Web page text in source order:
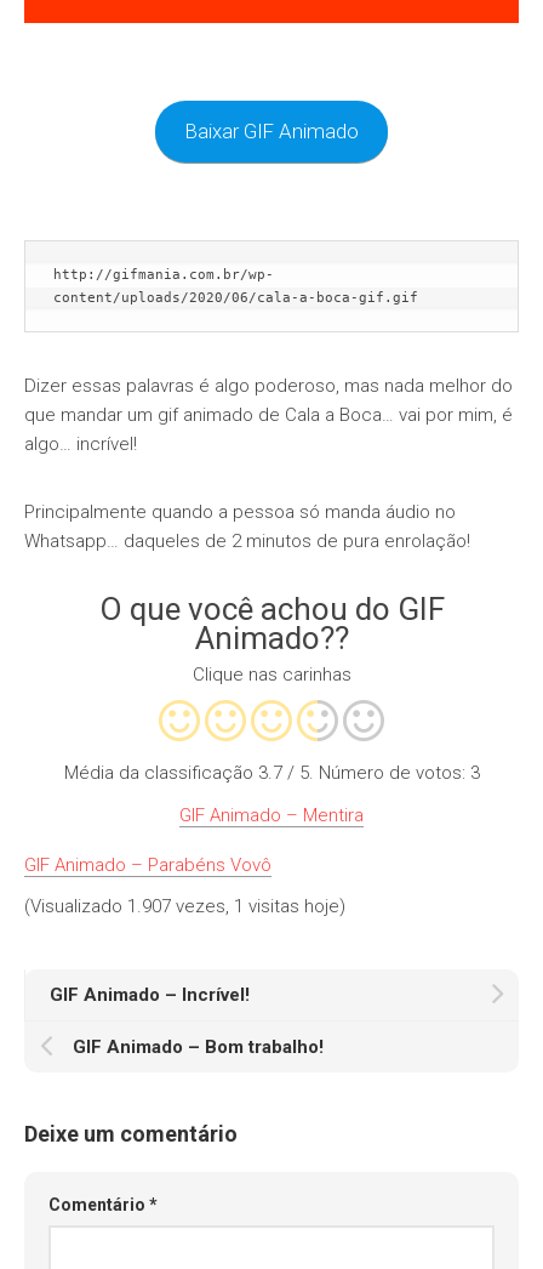
Baixar GIF Animado
http://gifmania.com.br/wp-
content/uploads/2020/06/cala-a-boca-gif.gif
Dizer essas palavras é algo poderoso, mas nada melhor do
que mandar um gif animado de Cala a Boca… vai por mim, é
algo… incrível!
Principalmente quando a pessoa só manda áudio no
Whatsapp… daqueles de 2 minutos de pura enrolação!
O que você achou do GIF
Animado??
Clique nas carinhas
Média da classificação 3.7/ 5. Número de votos: 3
GIF Animado – Mentira
GIF Animado – Parabéns Vovô
(Visualizado 1.907 vezes, 1 visitas hoje)
GIF Animado – Incrível!
GIF Animado – Bom trabalho!
Deixe um comentário
Comentário *